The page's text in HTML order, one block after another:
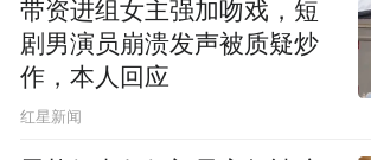
带资进组女主强加吻戏，短
剧男演员崩溃发声被质疑炒
作，本人回应
​红星新闻